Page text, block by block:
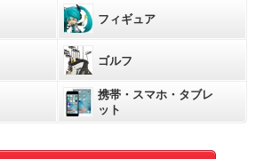
フィギュア
ゴルフ
携帯・スマホ・タブレ
ット